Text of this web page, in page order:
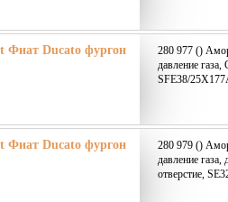
Фиат Ducato фургон
280 977 ()
давление
SFE38/
Фиат Ducato фургон
280 979 ()
давление газа,
отверстие,